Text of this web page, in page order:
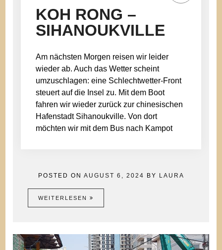
KOH RONG –
SIHANOUKVILLE
Am nächsten Morgen reisen wir leider
wieder ab. Auch das Wetter scheint
umzuschlagen: eine Schlechtwetter-Front
steuert auf die Insel zu. Mit dem Boot
fahren wir wieder zurück zur chinesischen
Hafenstadt Sihanoukville. Von dort
möchten wir mit dem Bus nach Kampot
POSTED ON AUGUST 6, 2024 BY LAURA
WEITERLESEN